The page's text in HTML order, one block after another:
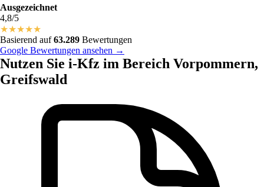
Ausgezeichnet
4,8/5
★★★★★
Basierend auf63.289 Bewertungen
Google Bewertungen ansehen →
Nutzen Sie i-Kfz im Bereich Vorpommern,
Greifswald